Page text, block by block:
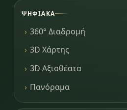
ΨΗΦΙΑΚΆ
360° Διαδρομή
3D Χάρτης
3D Αξιοθέατα
Πανόραμα